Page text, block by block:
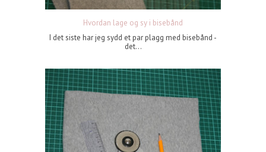
Hvordan lage og sy i bisebånd
I det siste har jeg sydd et par plagg med bisebånd -
det...